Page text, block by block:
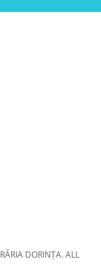
DORINȚA. ALL